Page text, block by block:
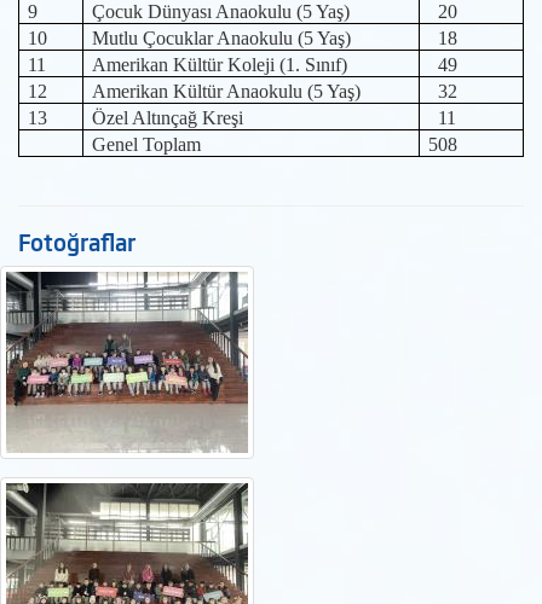
9
Çocuk Dünyası Anaokulu (5 Yaş)
20
10
Mutlu Çocuklar Anaokulu (5 Yaş)
18
11
Amerikan Kültür Koleji (1. Sınıf)
49
12
Amerikan Kültür Anaokulu (5 Yaş)
32
13
Özel Altınçağ Kreşi
11
Genel Toplam
508
Fotoğraflar